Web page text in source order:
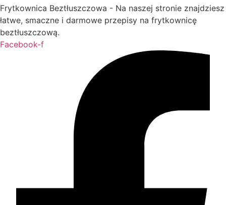
Frytkownica Beztłuszczowa - Na naszej stronie znajdziesz
łatwe, smaczne i darmowe przepisy na frytkownicę
beztłuszczową.
Facebook-f